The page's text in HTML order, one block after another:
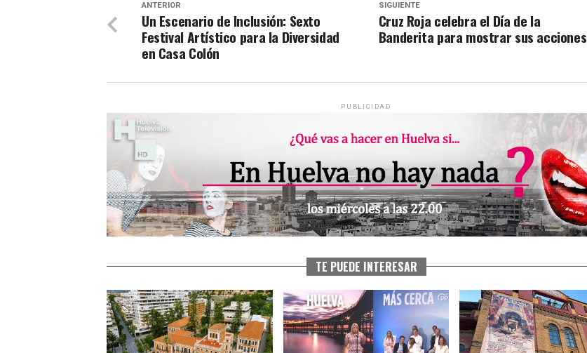
SIGUIENTE
Cruz Roja celebra el Día de la
Banderita para mostrar sus acciones
ANTERIOR
Un Escenario de Inclusión: Sexto
Festival Artístico para la Diversidad
en Casa Colón
PUBLICIDAD
TE PUEDE INTERESAR